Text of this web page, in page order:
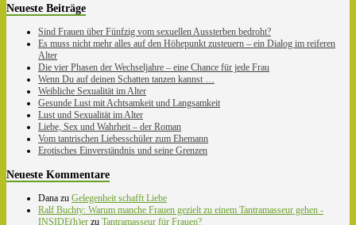
Neueste Beiträge
Sind Frauen über Fünfzig vom sexuellen Aussterben bedroht?
Es muss nicht mehr alles auf den Höhepunkt zusteuern – ein Dialog im reiferen
Alter
Die vier Phasen der Wechseljahre – eine Chance für jede Frau
Wenn Du auf deinen Schatten tanzen kannst …
Weibliche Sexualität im Alter
Gesunde Lust mit Achtsamkeit und Langsamkeit
Lust und Sexualität im Alter
Liebe, Sex und Wahrheit – der Roman
Vom tantrischen Liebesschüler zum Ehemann
Erotisches Einverständnis und seine Grenzen
Neueste Kommentare
Dana zu Gelegenheit schafft Liebe
Ralf Buchty: Warum manche Frauen gezielt zu einem Tantramasseur gehen -
INSIDE(h)er zu Tantramasseur für Frauen?